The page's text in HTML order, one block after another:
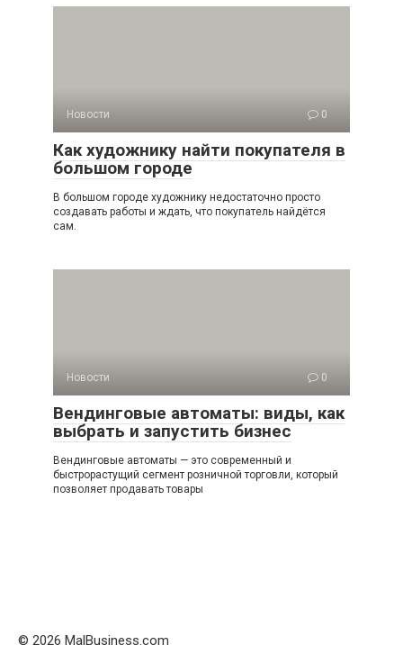
Новости 0
Как художнику найти покупателя в
большом городе
В большом городе художнику недостаточно просто
создавать работы и ждать, что покупатель найдётся
сам.
Новости 0
Вендинговые автоматы: виды, как
выбрать и запустить бизнес
Вендинговые автоматы — это современный и
быстрорастущий сегмент розничной торговли, который
позволяет продавать товары
© 2026 MalBusiness.com